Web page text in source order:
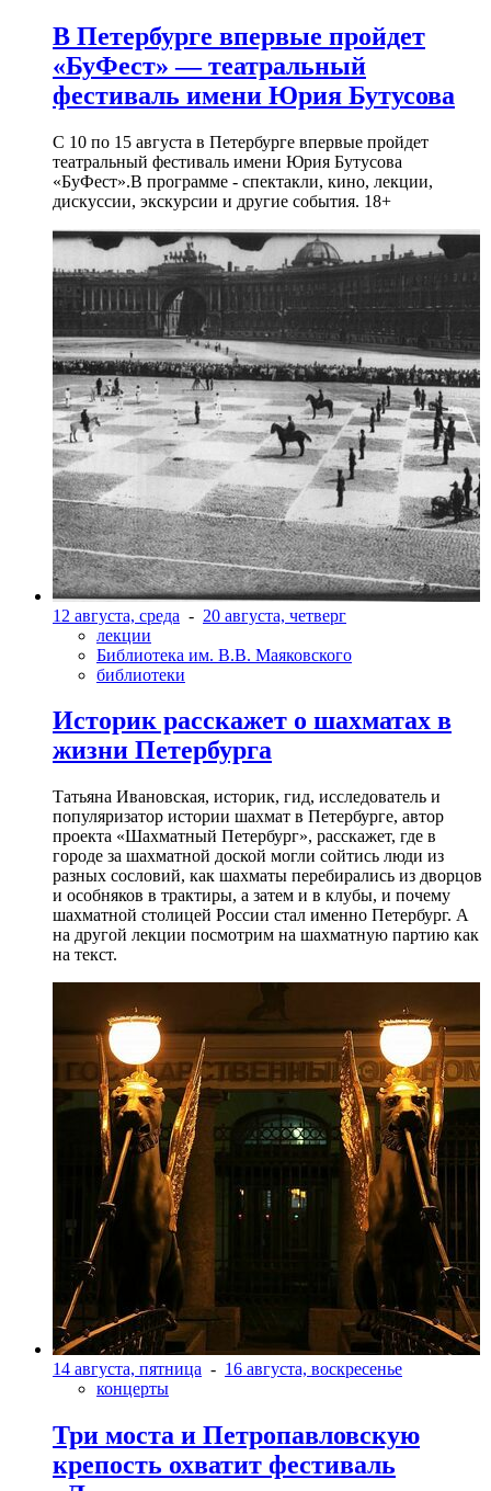
В Петербурге впервые пройдет
«БуФест» — театральный
фестиваль имени Юрия Бутусова
С 10 по 15 августа в Петербурге впервые пройдет
театральный фестиваль имени Юрия Бутусова
«БуФест».В программе - спектакли, кино, лекции,
дискуссии, экскурсии и другие события. 18+
12 августа, среда - 20 августа, четверг
лекции
Библиотека им. В.В. Маяковского
библиотеки
Историк расскажет о шахматах в
жизни Петербурга
Татьяна Ивановская, историк, гид, исследователь и
популяризатор истории шахмат в Петербурге, автор
проекта «Шахматный Петербург», расскажет, где в
городе за шахматной доской могли сойтись люди из
разных сословий, как шахматы перебирались из дворцов
и особняков в трактиры, а затем и в клубы, и почему
шахматной столицей России стал именно Петербург. А
на другой лекции посмотрим на шахматную партию как
на текст.
14 августа, пятница - 16 августа, воскресенье
концерты
Три моста и Петропавловскую
крепость охватит фестиваль